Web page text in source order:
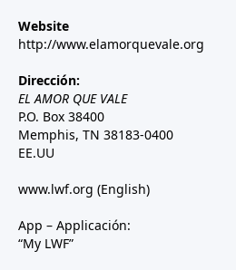
Website
http://www.elamorquevale.org
Dirección:
EL AMOR QUE VALE
P.O. Box 38400
Memphis, TN 38183-0400
EE.UU
www.lwf.org (English)
App – Applicación:
“My LWF”